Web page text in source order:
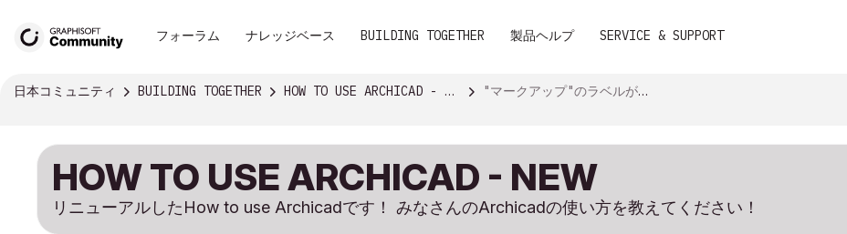
フォーラム ナレッジベース BUILDING TOGETHER 製品ヘルプ SERVICE & SUPPORT
日本コミュニティ BUILDING TOGETHER HOW TO USE ARCHICAD - NEW "マークアップ"のラベルが付いた話題
HOW TO USE ARCHICAD - NEW
リニューアルしたHow to use Archicadです！ みなさんのArchicadの使い方を教えてください！